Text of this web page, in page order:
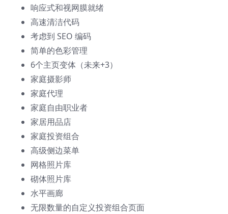
响应式和视网膜就绪
高速清洁代码
考虑到 SEO 编码
简单的色彩管理
6个主页变体（未来+3）
家庭摄影师
家庭代理
家庭自由职业者
家居用品店
家庭投资组合
高级侧边菜单
网格照片库
砌体照片库
水平画廊
无限数量的自定义投资组合页面